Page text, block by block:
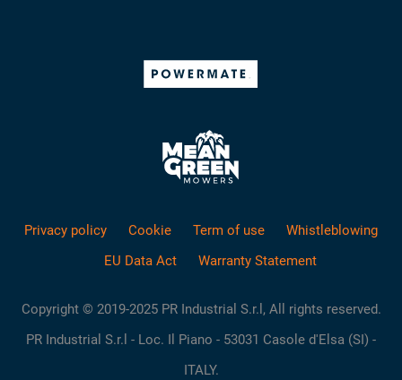
Privacy policy Cookie Term of use
Whistleblowing
EU Data Act
Warranty Statement
Copyright © 2019-2025 PR Industrial S.r.l, All rights reserved.
PR Industrial S.r.l - Loc. Il Piano - 53031 Casole d'Elsa (SI) -
ITALY.